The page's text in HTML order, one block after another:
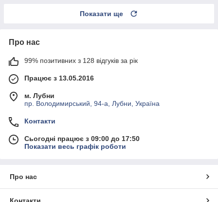
Показати ще
Про нас
99% позитивних з 128 відгуків за рік
Працює з 13.05.2016
м. Лубни
пр. Володимирський, 94-а, Лубни, Україна
Контакти
Сьогодні працює з 09:00 до 17:50
Показати весь графік роботи
Про нас
Контакти